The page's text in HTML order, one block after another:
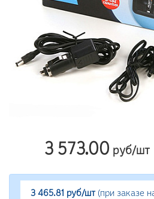
3 573.00 руб/шт
3 465.81 руб/шт(при заказе